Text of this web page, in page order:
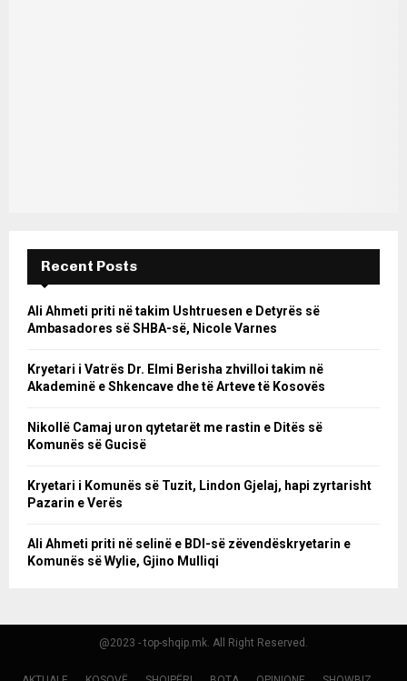
Recent Posts
Ali Ahmeti priti në takim Ushtruesen e Detyrës së
Ambasadores së SHBA-së, Nicole Varnes
Kryetari i Vatrës Dr. Elmi Berisha zhvilloi takim në
Akademinë e Shkencave dhe të Arteve të Kosovës
Nikollë Camaj uron qytetarët me rastin e Ditës së
Komunës së Gucisë
Kryetari i Komunës së Tuzit, Lindon Gjelaj, hapi zyrtarisht
Pazarin e Verës
Ali Ahmeti priti në selinë e BDI-së zëvendëskryetarin e
Komunës së Wylie, Gjino Mulliqi
@2023 - top-shqip.mk. All Right Reserved.